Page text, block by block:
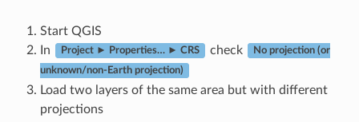
Start QGIS
In
Project ► Properties… ► CRS check No projection (or
unknown/non-Earth projection)
Load two layers of the same area but with different
projections